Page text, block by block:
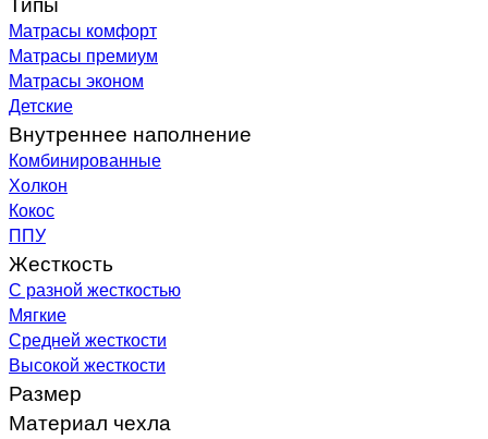
Матрасы комфорт
Матрасы премиум
Матрасы эконом
Детские
Внутреннее наполнение
Комбинированные
Холкон
Кокос
ППУ
Жесткость
С разной жесткостью
Мягкие
Средней жесткости
Высокой жесткости
Размер
Материал чехла